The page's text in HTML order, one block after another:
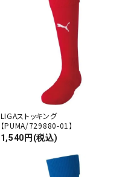
LIGAストッキング
【PUMA/729880-01】
1,540円(税込)